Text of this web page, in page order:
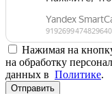
Нажимая на
на обработку
данных в Политике.
Отправить